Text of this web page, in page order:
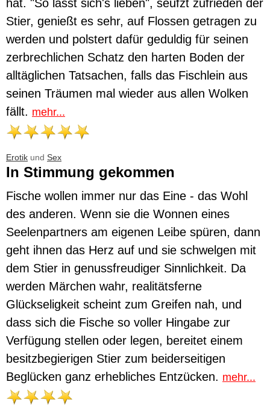
hat. "So lässt sich's lieben", seufzt zufrieden der
Stier, genießt es sehr, auf Flossen getragen zu
werden und polstert dafür geduldig für seinen
zerbrechlichen Schatz den harten Boden der
alltäglichen Tatsachen, falls das Fischlein aus
seinen Träumen mal wieder aus allen Wolken
fällt. mehr...
Erotik und Sex
In Stimmung gekommen
Fische wollen immer nur das Eine - das Wohl
des anderen. Wenn sie die Wonnen eines
Seelenpartners am eigenen Leibe spüren, dann
geht ihnen das Herz auf und sie schwelgen mit
dem Stier in genussfreudiger Sinnlichkeit. Da
werden Märchen wahr, realitätsferne
Glückseligkeit scheint zum Greifen nah, und
dass sich die Fische so voller Hingabe zur
Verfügung stellen oder legen, bereitet einem
besitzbegierigen Stier zum beiderseitigen
Beglücken ganz erhebliches Entzücken. mehr...